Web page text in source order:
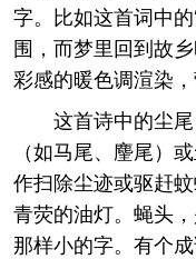
字。比如这首词中
围，而梦里回到故
彩感的暖色调渲染
这首诗中的尘
（如马尾、麈尾）
作扫除尘迹或驱赶
青荧的油灯。蝇头
那样小的字。有个